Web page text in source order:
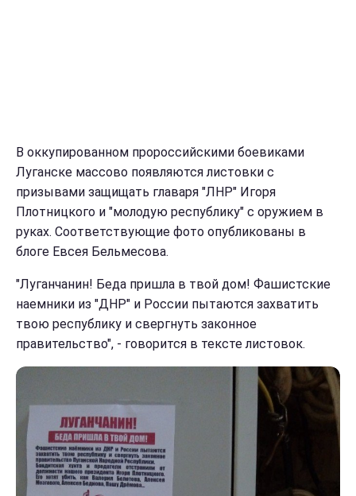
В оккупированном пророссийскими боевиками
Луганске массово появляются листовки с
призывами защищать главаря "ЛНР" Игоря
Плотницкого и "молодую республику" с оружием в
руках. Соответствующие фото опубликованы в
блоге Eвceя Бeльмecoва.
"Луганчанин! Беда пришла в твой дом! Фашистские
наемники из "ДНР" и России пытаются захватить
твою республику и свергнуть законное
правительство", - говорится в тексте листовок.